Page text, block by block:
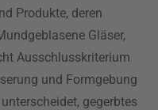
Produkte, deren
Gläser,
Ausschlusskriterium
und Formgebung
gegerbtes